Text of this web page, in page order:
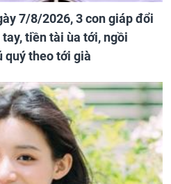
7/8/2026, 3 con giáp đổi
tiền tài ùa tới, ngồi
quý theo tới già